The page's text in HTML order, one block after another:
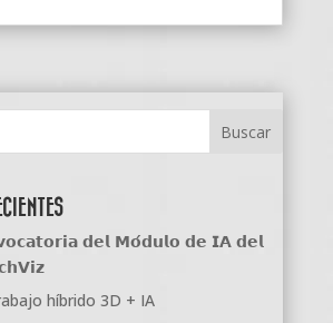
𝗱𝗲𝗹 𝗠𝗼́𝗱𝘂𝗹𝗼 𝗱𝗲 𝗜𝗔 𝗱𝗲𝗹
híbrido 3D + IA